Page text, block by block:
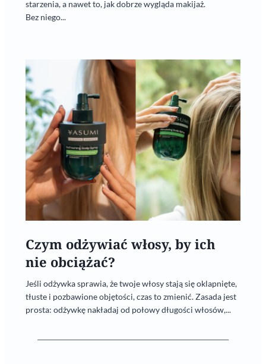
starzenia, a nawet to, jak dobrze wygląda makijaż.
Bez niego...
Czym odżywiać włosy, by ich
nie obciążać?
Jeśli odżywka sprawia, że twoje włosy stają się oklapnięte,
tłuste i pozbawione objętości, czas to zmienić. Zasada jest
prosta: odżywkę nakładaj od połowy długości włosów,...